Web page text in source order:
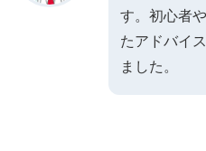
す。初心者
たアドバイ
ました。